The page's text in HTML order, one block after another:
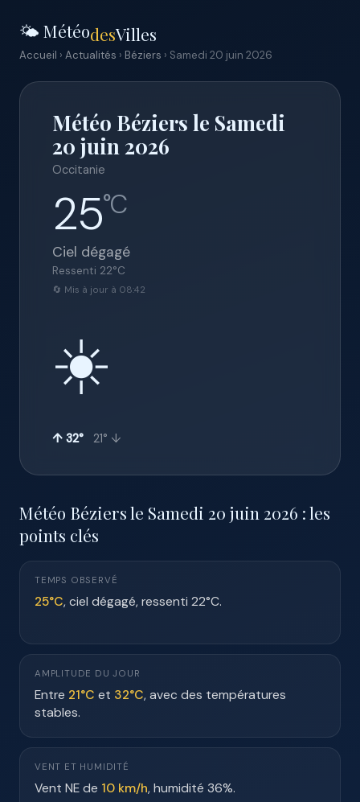
🌤️ MétéodesVilles
Accueil › Actualités › Béziers › Samedi 20 juin 2026
Météo Béziers le Samedi
20 juin 2026
Occitanie
25°C
Ciel dégagé
Ressenti 22°C
🔄 Mis à jour à 08:42
☀️
↑ 32° 21° ↓
Météo Béziers le Samedi 20 juin 2026 : les
points clés
TEMPS OBSERVÉ
25°C, ciel dégagé, ressenti 22°C.
AMPLITUDE DU JOUR
Entre 21°C et 32°C, avec des températures
stables.
VENT ET HUMIDITÉ
Vent NE de 10 km/h, humidité 36%.